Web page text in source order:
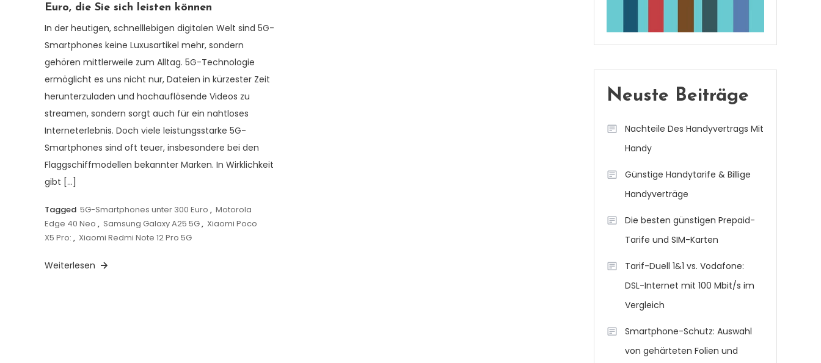
Euro, die Sie sich leisten können
In der heutigen, schnelllebigen digitalen Welt sind 5G-
Smartphones keine Luxusartikel mehr, sondern
gehören mittlerweile zum Alltag. 5G-Technologie
ermöglicht es uns nicht nur, Dateien in kürzester Zeit
herunterzuladen und hochauflösende Videos zu
streamen, sondern sorgt auch für ein nahtloses
Interneterlebnis. Doch viele leistungsstarke 5G-
Smartphones sind oft teuer, insbesondere bei den
Flaggschiffmodellen bekannter Marken. In Wirklichkeit
gibt […]
Tagged 5G-Smartphones unter 300 Euro , Motorola
Edge 40 Neo , Samsung Galaxy A25 5G, Xiaomi Poco
X5 Pro: , Xiaomi Redmi Note 12 Pro 5G
Weiterlesen
Neuste Beiträge
Nachteile Des Handyvertrags Mit
Handy
Günstige Handytarife & Billige
Handyverträge
Die besten günstigen Prepaid-
Tarife und SIM-Karten
Tarif-Duell 1&1 vs. Vodafone:
DSL-Internet mit 100 Mbit/s im
Vergleich
Smartphone-Schutz: Auswahl
von gehärteten Folien und